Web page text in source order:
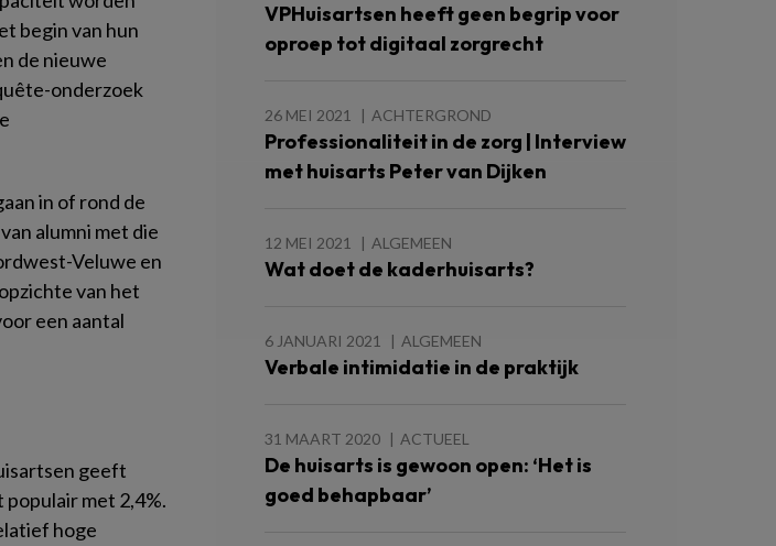
begin van hun
de nieuwe
onderzoek
in of rond de
alumni met die
Veluwe en
van het
een aantal
geeft
met 2,4%.
hoge
VPHuisartsen heeft geen begrip voor
oproep tot digitaal zorgrecht
26 MEI 2021 ACHTERGROND
Professionaliteit in de zorg | Interview
met huisarts Peter van Dijken
12 MEI 2021 ALGEMEEN
Wat doet de kaderhuisarts?
6 JANUARI 2021 ALGEMEEN
Verbale intimidatie in de praktijk
31 MAART 2020 ACTUEEL
De huisarts is gewoon open: ‘Het is
goed behapbaar’